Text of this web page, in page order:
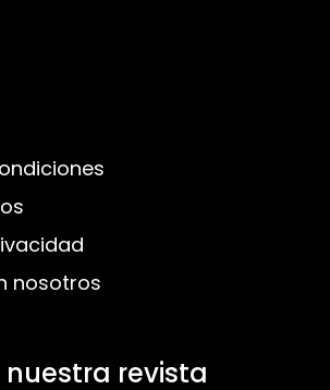
nosotros
revista